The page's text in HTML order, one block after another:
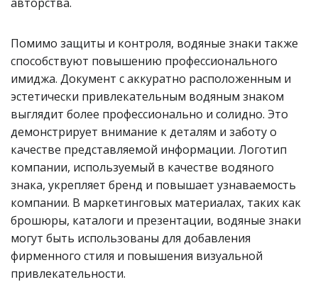
Помимо защиты и контроля, водяные знаки также
способствуют повышению профессионального
имиджа. Документ с аккуратно расположенным и
эстетически привлекательным водяным знаком
выглядит более профессионально и солидно. Это
демонстрирует внимание к деталям и заботу о
качестве представляемой информации. Логотип
компании, используемый в качестве водяного
знака, укрепляет бренд и повышает узнаваемость
компании. В маркетинговых материалах, таких как
брошюры, каталоги и презентации, водяные знаки
могут быть использованы для добавления
фирменного стиля и повышения визуальной
привлекательности.